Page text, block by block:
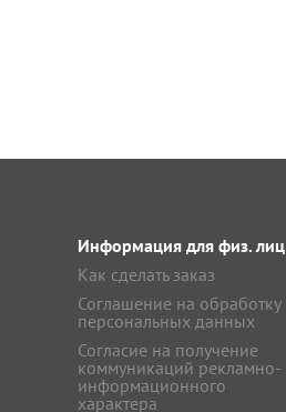
Информация для физ. лиц
Как сделать заказ
Соглашение на обработку
персональных данных
Согласие на получение
коммуникаций рекламно-
информационного
характера